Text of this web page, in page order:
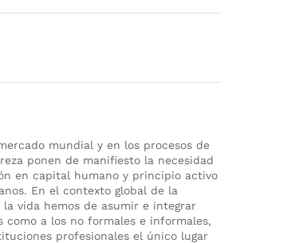
mundial y en los procesos de
ponen de manifiesto la necesidad
en capital humano y principio activo
En el contexto global de la
vida hemos de asumir e integrar
a los no formales e informales,
profesionales el único lugar